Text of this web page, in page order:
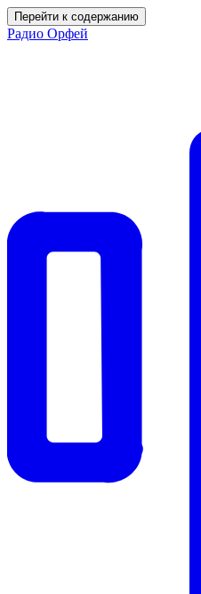
Перейти к содержанию
Радио Орфей